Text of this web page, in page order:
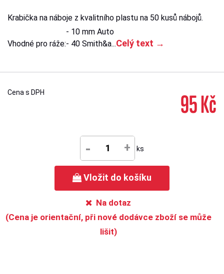
Krabička na náboje z kvalitního plastu na 50 kusů nábojů.
Vhodné pro ráže:
- 10 mm Auto
- 40 Smith&a...Celý text →
Cena s DPH 95 Kč
- + ks
Vložit do košíku
Na dotaz
(Cena je orientační, při nové dodávce zboží se může
lišit)